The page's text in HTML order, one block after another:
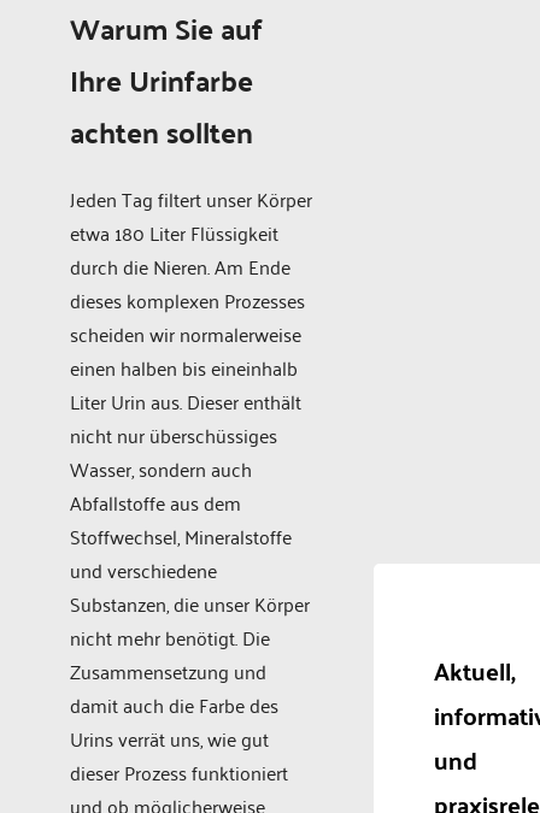
Warum Sie auf
Ihre Urinfarbe
achten sollten
Jeden Tag filtert unser Körper
etwa 180 Liter Flüssigkeit
durch die Nieren. Am Ende
dieses komplexen Prozesses
scheiden wir normalerweise
einen halben bis eineinhalb
Liter Urin aus. Dieser enthält
nicht nur überschüssiges
Wasser, sondern auch
Abfallstoffe aus dem
Stoffwechsel, Mineralstoffe
und verschiedene
Substanzen, die unser Körper
nicht mehr benötigt. Die
Zusammensetzung und
damit auch die Farbe des
Urins verrät uns, wie gut
dieser Prozess funktioniert
und ob möglicherweise
Aktuell,
und